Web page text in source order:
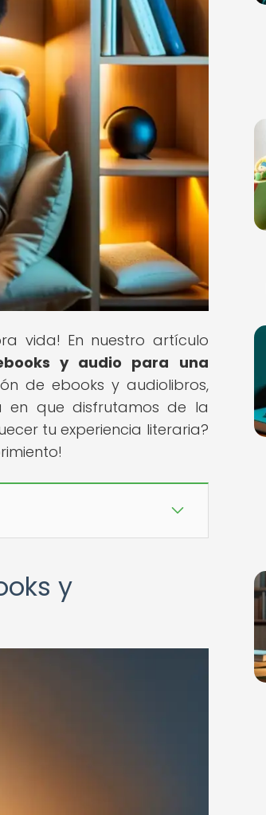
vida! En nuestro artículo
y audio para una
de ebooks y audiolibros,
en que disfrutamos de la
tu experiencia literaria?
y